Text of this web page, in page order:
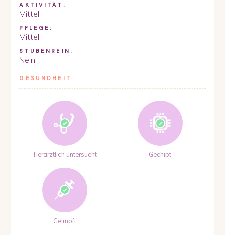
AKTIVITÄT:
Mittel
PFLEGE:
Mittel
STUBENREIN:
Nein
GESUNDHEIT
Tierärztlich untersucht Gechipt
Geimpft